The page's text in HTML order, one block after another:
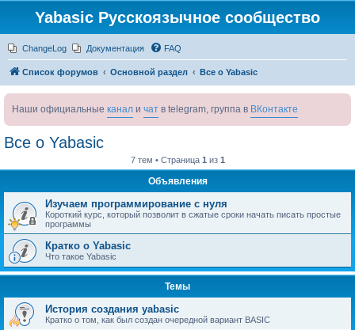
Yabasic Русскоязычное сообщество
ChangeLog Документация FAQ
Список форумов Основной раздел Все о Yabasic
Наши официальные канал и чат в telegram, группа в ВКонтакте
Все о Yabasic
7 тем • Страница 1 из 1
Объявления
Изучаем программирование с нуля
Короткий курс, который позволит в сжатые сроки начать писать простые
программы
Кратко о Yabasic
Что такое Yabasic
Темы
История создания yabasic
Кратко о том, как был создан очередной вариант BASIC